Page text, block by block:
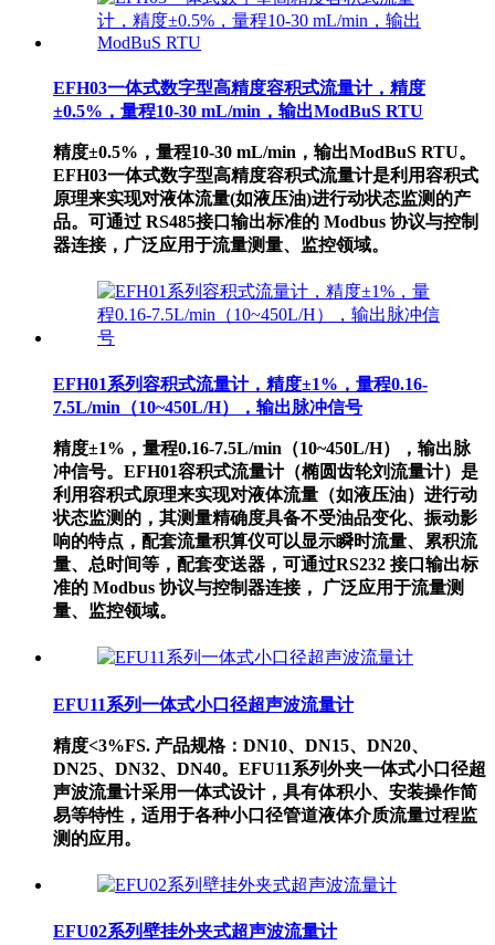
EFH03一体式数字型高精度容积式流量计，精度
±0.5%，量程10-30 mL/min，输出ModBuS RTU
精度±0.5%，量程10-30 mL/min，输出ModBuS RTU。
EFH03一体式数字型高精度容积式流量计是利用容积式
原理来实现对液体流量(如液压油)进行动状态监测的产
品。可通过 RS485接口输出标准的 Modbus 协议与控制
器连接，广泛应用于流量测量、监控领域。
EFH01系列容积式流量计，精度±1%，量程0.16-
7.5L/min（10~450L/H），输出脉冲信号
精度±1%，量程0.16-7.5L/min（10~450L/H），输出脉
冲信号。EFH01容积式流量计（椭圆齿轮刘流量计）是
利用容积式原理来实现对液体流量（如液压油）进行动
状态监测的，其测量精确度具备不受油品变化、振动影
响的特点，配套流量积算仪可以显示瞬时流量、累积流
量、总时间等，配套变送器，可通过RS232 接口输出标
准的 Modbus 协议与控制器连接， 广泛应用于流量测
量、监控领域。
EFU11系列一体式小口径超声波流量计
精度<3%FS. 产品规格：DN10、DN15、DN20、
DN25、DN32、DN40。EFU11系列外夹一体式小口径超
声波流量计采用一体式设计，具有体积小、安装操作简
易等特性，适用于各种小口径管道液体介质流量过程监
测的应用。
EFU02系列壁挂外夹式超声波流量计